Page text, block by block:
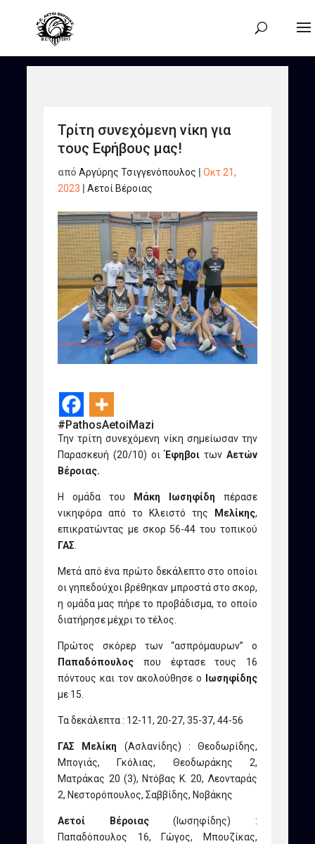
Τρίτη συνεχόμενη νίκη για
τους Εφήβους μας!
απόΑργύρης Τσιγγενόπουλος |Οκτ 21,
2023 |Αετοί Βέροιας
#PathosAetoiMazi
Την τρίτη συνεχόμενη νίκη σημείωσαν την
Παρασκευή (20/10) οιΈφηβοιτων Αετών
Βέροιας.
Η ομάδα του Μάκη Ιωσηφίδη πέρασε
νικηφόρα από το Κλειστό της
Μελίκης,
επικρατώντας με σκορ 56-44 του τοπικού
ΓΑΣ.
Μετά από ένα πρώτο δεκάλεπτο στο οποίοι
οι γηπεδούχοι βρέθηκαν μπροστά στο σκορ,
η ομάδα μας πήρε το προβάδισμα, το οποίο
διατήρησε μέχρι το τέλος.
Πρώτος σκόρερ των “ασπρόμαυρων” ο
Παπαδόπουλος που έφτασε τους 16
πόντους και τον ακολούθησε ο
Ιωσηφίδης
με 15.
Τα δεκάλεπτα : 12-11, 20-27, 35-37, 44-56
ΓΑΣ Μελίκη (Ασλανίδης) : Θεοδωρίδης,
Μπογιάς, Γκόλιας, Θεοδωράκης 2,
Ματράκας 20 (3), Ντόβας Κ. 20, Λεονταράς
2, Νεστορόπουλος, Σαββίδης, Νοβάκης
Αετοί Βέροιας(Ιωσηφίδης) :
Παπαδόπουλος 16, Γώγος, Μπουζίκας,